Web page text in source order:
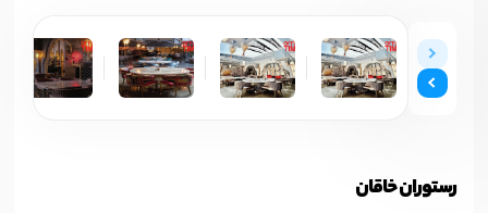
رستوران خاقان